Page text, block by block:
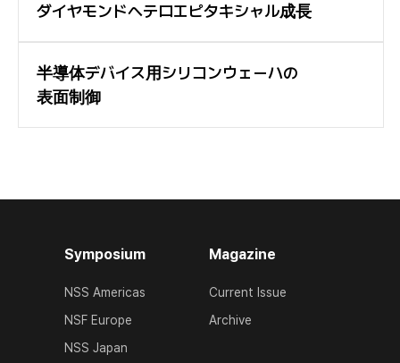
ダイヤモンドヘテロエピタキシャル成長
半導体デバイス用シリコンウェーハの
表面制御
Symposium
NSS Americas
NSF Europe
NSS Japan
Magazine
Current Issue
Archive